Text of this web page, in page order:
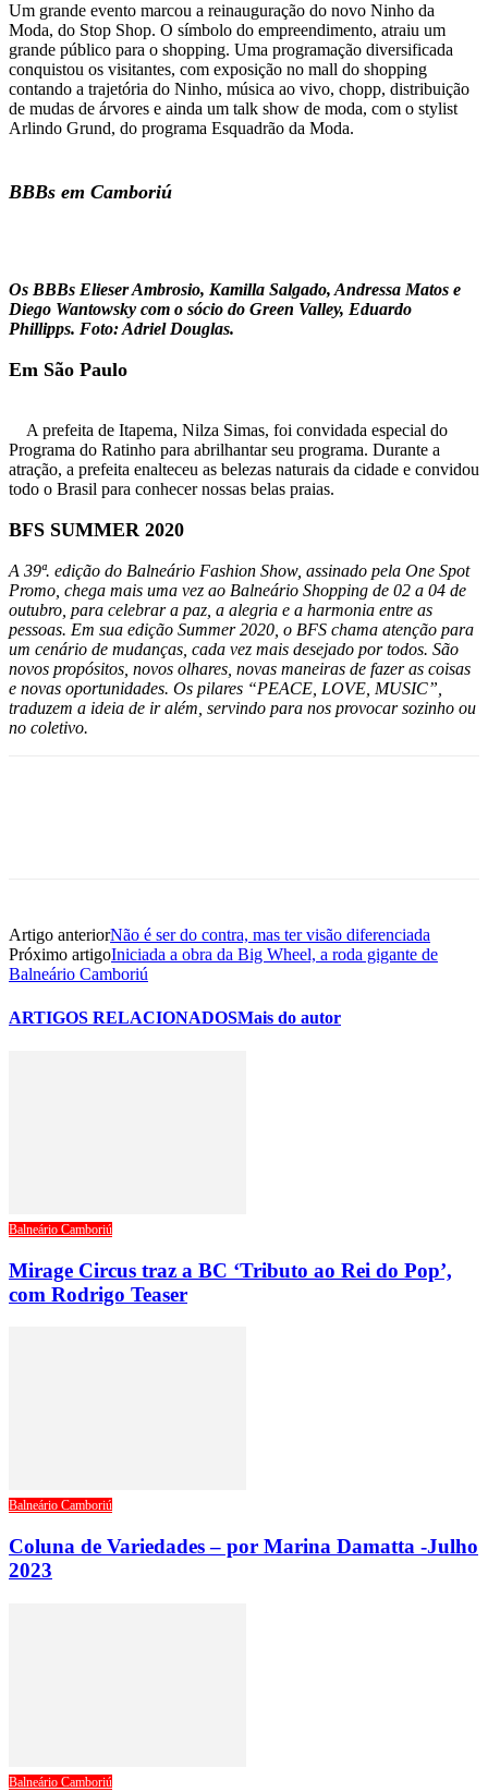
Um grande evento marcou a reinauguração do novo Ninho da
Moda, do Stop Shop. O símbolo do empreendimento, atraiu um
grande público para o shopping. Uma programação diversificada
conquistou os visitantes, com exposição no mall do shopping
contando a trajetória do Ninho, música ao vivo, chopp, distribuição
de mudas de árvores e ainda um talk show de moda, com o stylist
Arlindo Grund, do programa Esquadrão da Moda.
BBBs em Camboriú
Os BBBs Elieser Ambrosio, Kamilla Salgado, Andressa Matos e
Diego Wantowsky com o sócio do Green Valley, Eduardo
Phillipps. Foto: Adriel Douglas.
Em São Paulo
A prefeita de Itapema, Nilza Simas, foi convidada especial do
Programa do Ratinho para abrilhantar seu programa. Durante a
atração, a prefeita enalteceu as belezas naturais da cidade e convidou
todo o Brasil para conhecer nossas belas praias.
BFS SUMMER 2020
A 39ª. edição do Balneário Fashion Show, assinado pela One Spot
Promo, chega mais uma vez ao Balneário Shopping de 02 a 04 de
outubro, para celebrar a paz, a alegria e a harmonia entre as
pessoas. Em sua edição Summer 2020, o BFS chama atenção para
um cenário de mudanças, cada vez mais desejado por todos. São
novos propósitos, novos olhares, novas maneiras de fazer as coisas
e novas oportunidades. Os pilares “PEACE, LOVE, MUSIC”,
traduzem a ideia de ir além, servindo para nos provocar sozinho ou
no coletivo.
Artigo anteriorNão é ser do contra, mas ter visão diferenciada
Próximo artigoIniciada a obra da Big Wheel, a roda gigante de
Balneário Camboriú
ARTIGOS RELACIONADOSMais do autor
Balneário Camboriú
Mirage Circus traz a BC ‘Tributo ao Rei do Pop’,
com Rodrigo Teaser
Balneário Camboriú
Coluna de Variedades – por Marina Damatta -Julho
2023
Balneário Camboriú